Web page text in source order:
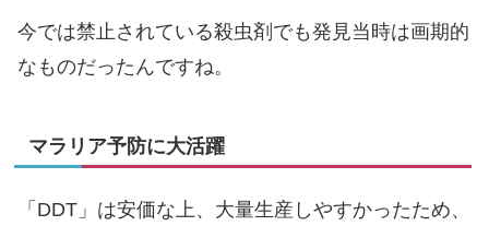
今では禁止されている殺虫剤でも発見当時は画期的
なものだったんですね。
マラリア予防に大活躍
「DDT」は安価な上、大量生産しやすかったため、